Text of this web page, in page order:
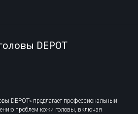
DEPOT
DEPOT» предлагает профессиональный
проблем кожи головы, включая